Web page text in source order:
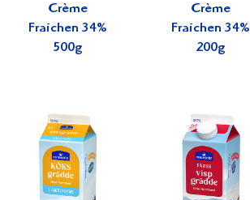
Crème
Fraichen 34%
500g
Crème
Fraichen 34%
200g